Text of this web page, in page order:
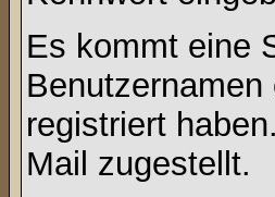
Es kommt eine
registriert
Mail zugestellt.